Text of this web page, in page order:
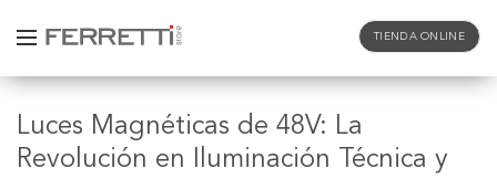
TIENDA ONLINE
Luces Magnéticas de 48V: La
Revolución en Iluminación Técnica y